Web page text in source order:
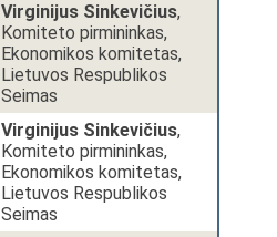
Virginijus Sinkevičius,
Komiteto pirmininkas,
Ekonomikos komitetas,
Lietuvos Respublikos
Seimas
Virginijus Sinkevičius,
Komiteto pirmininkas,
Ekonomikos komitetas,
Lietuvos Respublikos
Seimas